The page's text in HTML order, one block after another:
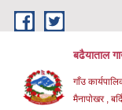
Skip to main content
बढैयाताल
गाँउ
मैनापाेखर ,